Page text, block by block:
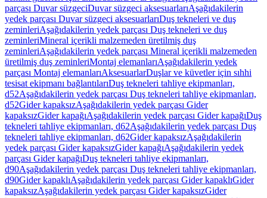
parçası Duvar süzgeciDuvar süzgeci aksesuarlarıAşağıdakilerin
yedek parçası Duvar süzgeci aksesuarlarıDuş tekneleri ve duş
zeminleriAşağıdakilerin yedek parçası Duş tekneleri ve duş
zeminleriMineral içerikli malzemeden üretilmiş duş
zeminleriAşağıdakilerin yedek parçası Mineral içerikli malzemeden
üretilmiş duş zeminleriMontaj elemanlarıAşağıdakilerin yedek
parçası Montaj elemanlarıAksesuarlarDuşlar ve küvetler için sıhhi
tesisat ekipmanı bağlantılarıDuş tekneleri tahliye ekipmanları,
d52Aşağıdakilerin yedek parçası Duş tekneleri tahliye ekipmanları,
d52Gider kapaksızAşağıdakilerin yedek parçası Gider
kapaksızGider kapağıAşağıdakilerin yedek parçası Gider kapağıDuş
tekneleri tahliye ekipmanları, d62Aşağıdakilerin yedek parçası Duş
tekneleri tahliye ekipmanları, d62Gider kapaksızAşağıdakilerin
yedek parçası Gider kapaksızGider kapağıAşağıdakilerin yedek
parçası Gider kapağıDuş tekneleri tahliye ekipmanları,
d90Aşağıdakilerin yedek parçası Duş tekneleri tahliye ekipmanları,
d90Gider kapaklıAşağıdakilerin yedek parçası Gider kapaklıGider
kapaksızAşağıdakilerin yedek parçası Gider kapaksızGider